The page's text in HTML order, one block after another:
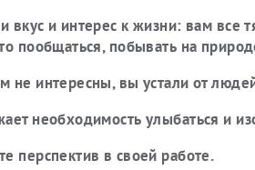
вкус и интерес к жизни: вам все
пообщаться, побывать на
не интересны, вы устали от
необходимость улыбаться и
перспектив в своей работе.